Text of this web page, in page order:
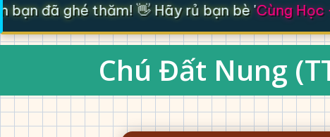
đã ghé thăm! 👋 Hãy rủ bạn bè 'Cùng Học -
Chú Đất Nung